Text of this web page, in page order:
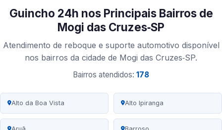
Guincho 24h nos Principais Bairros de
Mogi das Cruzes‑SP
Atendimento de reboque e suporte automotivo disponível
nos bairros da cidade de Mogi das Cruzes‑SP.
Bairros atendidos: 178
Alto da Boa Vista Alto Ipiranga